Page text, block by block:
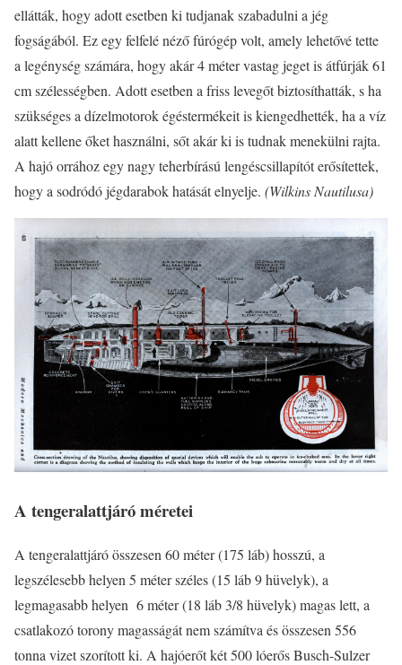
ellátták, hogy adott esetben ki tudjanak szabadulni a jég
fogságából. Ez egy felfelé néző fúrógép volt, amely lehetővé tette
a legénység számára, hogy akár 4 méter vastag jeget is átfúrják 61
cm szélességben. Adott esetben a friss levegőt biztosíthatták, s ha
szükséges a dízelmotorok égéstermékeit is kiengedhették, ha a víz
alatt kellene őket használni, sőt akár ki is tudnak menekülni rajta.
A hajó orrához egy nagy teherbírású lengéscsillapítót erősítettek,
hogy a sodródó jégdarabok hatását elnyelje. (Wilkins Nautilusa)
A tengeralattjáró méretei
A tengeralattjáró összesen 60 méter (175 láb) hosszú, a
legszélesebb helyen 5 méter széles (15 láb 9 hüvelyk), a
legmagasabb helyen 6 méter (18 láb 3/8 hüvelyk) magas lett, a
csatlakozó torony magasságát nem számítva és összesen 556
tonna vizet szorított ki. A hajóerőt két 500 lóerős Busch-Sulzer